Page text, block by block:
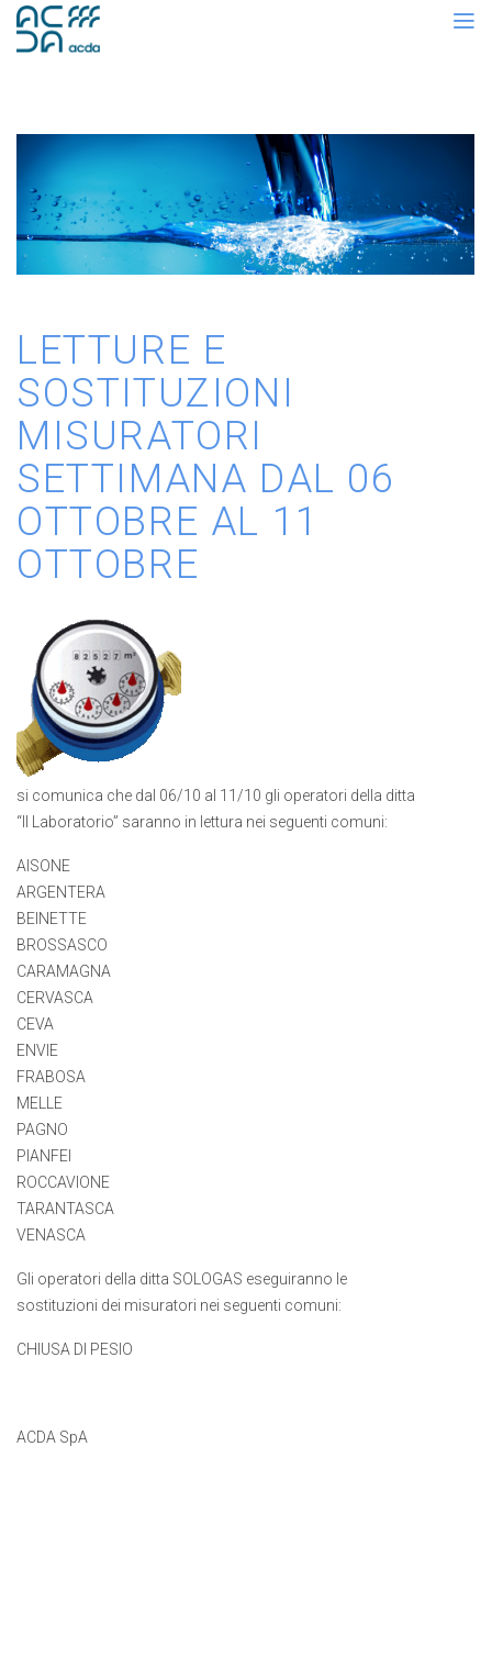
LETTURE E
SOSTITUZIONI
MISURATORI
SETTIMANA DAL 06
OTTOBRE AL 11
OTTOBRE
si comunica che dal 06/10 al 11/10 gli operatori della ditta
“Il Laboratorio” saranno in lettura nei seguenti comuni:
AISONE
ARGENTERA
BEINETTE
BROSSASCO
CARAMAGNA
CERVASCA
CEVA
ENVIE
FRABOSA
MELLE
PAGNO
PIANFEI
ROCCAVIONE
TARANTASCA
VENASCA
Gli operatori della ditta SOLOGAS eseguiranno le
sostituzioni dei misuratori nei seguenti comuni:
CHIUSA DI PESIO
ACDA SpA